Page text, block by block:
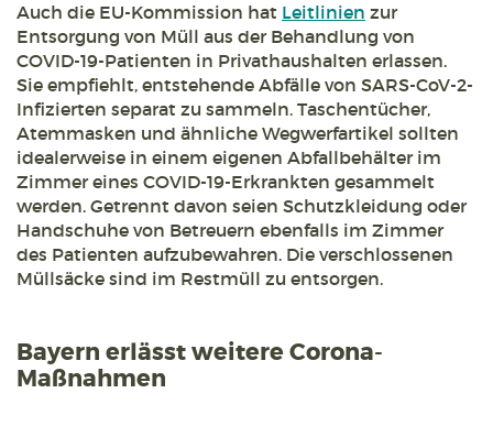
Auch die EU-Kommission hat Leitlinien zur
Entsorgung von Müll aus der Behandlung von
COVID-19-Patienten in Privathaushalten erlassen.
Sie empfiehlt, entstehende Abfälle von SARS-CoV-2-
Infizierten separat zu sammeln. Taschentücher,
Atemmasken und ähnliche Wegwerfartikel sollten
idealerweise in einem eigenen Abfallbehälter im
Zimmer eines COVID-19-Erkrankten gesammelt
werden. Getrennt davon seien Schutzkleidung oder
Handschuhe von Betreuern ebenfalls im Zimmer
des Patienten aufzubewahren. Die verschlossenen
Müllsäcke sind im Restmüll zu entsorgen.
Bayern erlässt weitere Corona-
Maßnahmen